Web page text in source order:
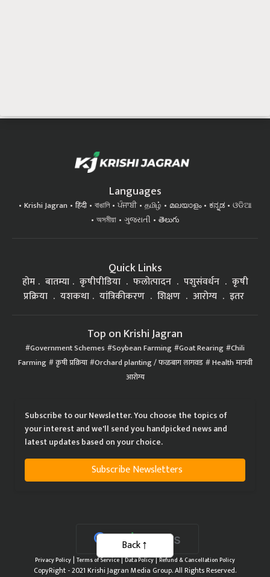
Languages
Krishi Jagran हिंदी বাঙালি ਪੰਜਾਬੀ தமிழ் മലയാളം ಕನ್ನಡ
ଓଡିଆ
অসমীয়া
ગુજરાતી తెలుగు
Quick Links
होम बातम्या कृषीपीडिया फलोत्पादन पशुसंवर्धन
कृषी
प्रक्रिया
यशकथा यांत्रिकीकरण शिक्षण आरोग्य इतर
Top on Krishi Jagran
Government Schemes Soybean Farming Goat Rearing Chili
Farming कृषी प्रक्रिया Orchard planting / फळबाग लागवड Health मानवी
आरोग्य
Subscribe to our Newsletter. You choose the topics of
your interest and we'll send you handpicked news and
latest updates based on your choice.
Subscribe Newsletters
Privacy Policy| Terms of Service|Data Policy|Refund & Cancellation Policy
CopyRight - 2021 Krishi Jagran Media Group. All Rights Reserved.
Back